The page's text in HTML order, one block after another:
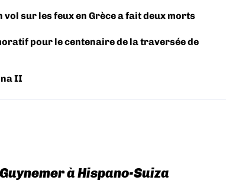
vol sur les feux en Grèce a fait deux morts
pour le centenaire de la traversée de
II
à Hispano-Suiza